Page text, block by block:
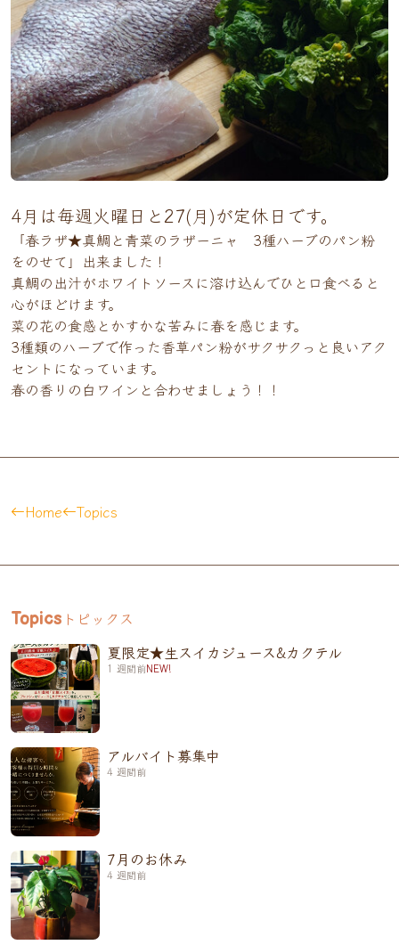
4月は毎週火曜日と27(月)が定休日です。
「春ラザ★真鯛と青菜のラザーニャ 3種ハーブのパン粉
をのせて」出来ました！
真鯛の出汁がホワイトソースに溶け込んでひと口食べると
心がほどけます。
菜の花の食感とかすかな苦みに春を感じます。
3種類のハーブで作った香草パン粉がサクサクっと良いアク
セントになっています。
春の香りの白ワインと合わせましょう！！
Home Topics
Topics トピックス
夏限定★生スイカジュース&カクテル
1 週間前NEW!
アルバイト募集中
4 週間前
7月のお休み
4 週間前